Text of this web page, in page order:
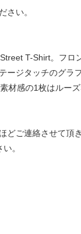
さい。
T-Shirt。フロ
ージタッチのグラ
材感の1枚はルー
ご連絡させて頂き
。